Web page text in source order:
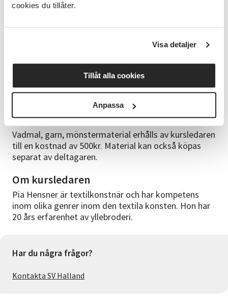
cookies du tillåter.
Visa detaljer
Tillåt alla cookies
Anpassa
Mål
Efter kursen kan du göra ditt eget mönster för
Kursen innehåller redskap och material för att göra
ett eget mönster till yllebroderi.
Studiematerial
Vadmal, garn, mönstermaterial erhålls av kursledaren
till en kostnad av 500kr. Material kan också köpas
separat av deltagaren.
Om kursledaren
Pia Hensner är textilkonstnär och har kompetens
inom olika genrer inom den textila konsten. Hon har
20 års erfarenhet av yllebroderi.
Har du några frågor?
Kontakta SV Halland